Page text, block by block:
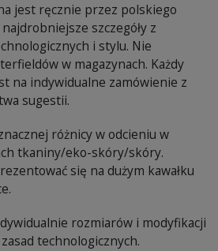
jest ręcznie przez polskiego
szczegóły z
i stylu. Nie
w magazynach. Każdy
na indywidualne zamówienie z
sugestii.
różnicy w odcieniu w
tkaniny/eko-skóry/skóry.
się na dużym kawałku
rozmiarów i modyfikacji
technologicznych.